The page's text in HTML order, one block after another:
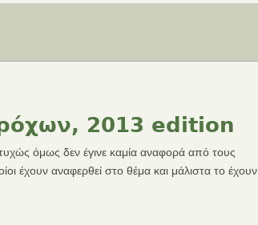
2013 edition
όμως δεν έγινε καμία αναφορά από τους
έχουν αναφερθεί στο θέμα και μάλιστα το έχουν